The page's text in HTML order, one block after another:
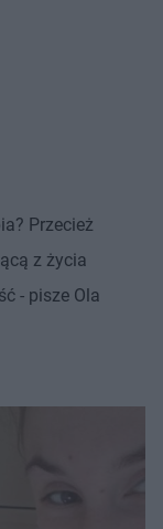
Przecież
z życia
- pisze Ola